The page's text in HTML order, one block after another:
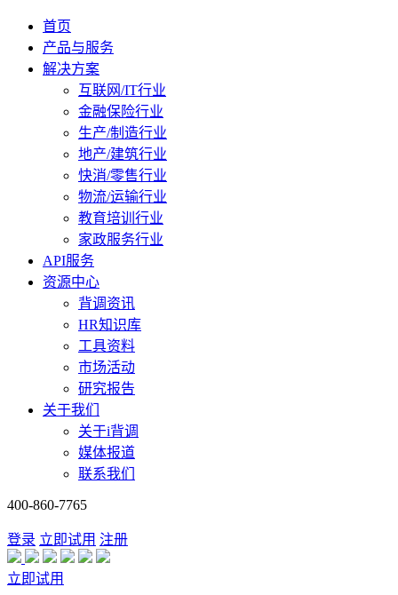
首页
产品与服务
解决方案
互联网/IT行业
金融保险行业
生产/制造行业
地产/建筑行业
快消/零售行业
物流/运输行业
教育培训行业
家政服务行业
API服务
资源中心
背调资讯
HR知识库
工具资料
市场活动
研究报告
关于我们
关于i背调
媒体报道
联系我们
400-860-7765
登录 立即试用 注册
立即试用